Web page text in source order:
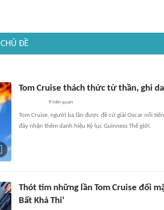
CHỦ ĐỀ
Tom Cruise thách thức tử thần, ghi
9 liên quan
Tom Cruise, người ba lần được đề cử giải Oscar nổi
đây nhận thêm danh hiệu Kỷ lục Guinness Thế giới.
Thót tim những lần Tom Cruise đối
Bất Khả Thi'